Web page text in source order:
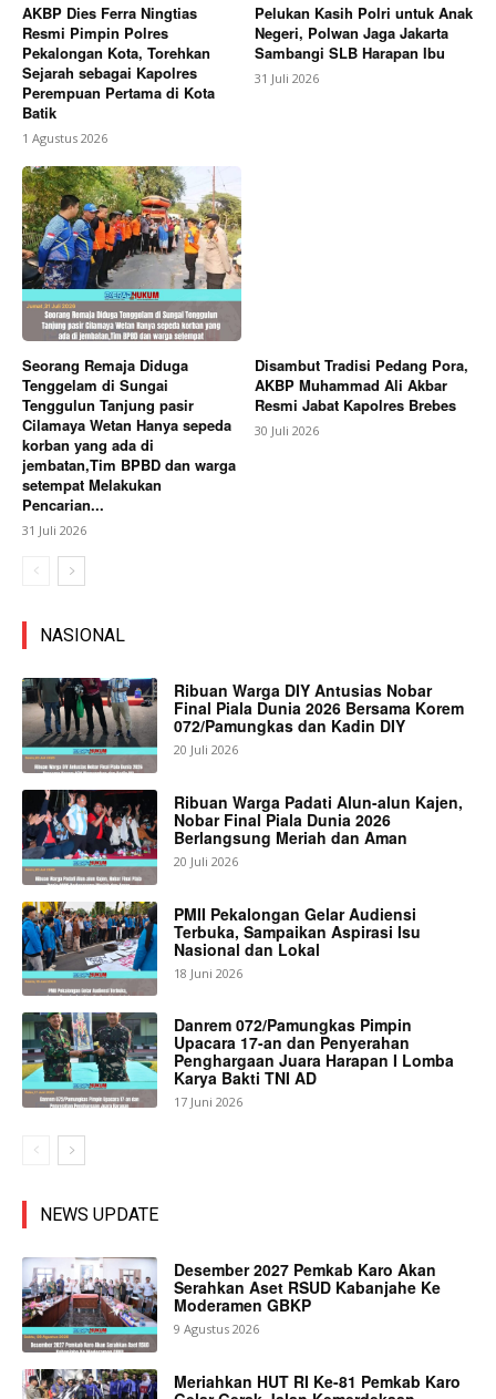
AKBP Dies Ferra Ningtias
Resmi Pimpin Polres
Pekalongan Kota, Torehkan
Sejarah sebagai Kapolres
Perempuan Pertama di Kota
Batik
1 Agustus 2026
Pelukan Kasih Polri untuk Anak
Negeri, Polwan Jaga Jakarta
Sambangi SLB Harapan Ibu
31 Juli 2026
Seorang Remaja Diduga
Tenggelam di Sungai
Tenggulun Tanjung pasir
Cilamaya Wetan Hanya sepeda
korban yang ada di
jembatan,Tim BPBD dan warga
setempat Melakukan
Pencarian...
31 Juli 2026
Disambut Tradisi Pedang Pora,
AKBP Muhammad Ali Akbar
Resmi Jabat Kapolres Brebes
30 Juli 2026
NASIONAL
Ribuan Warga DIY Antusias Nobar
Final Piala Dunia 2026 Bersama Korem
072/Pamungkas dan Kadin DIY
20 Juli 2026
Ribuan Warga Padati Alun-alun Kajen,
Nobar Final Piala Dunia 2026
Berlangsung Meriah dan Aman
20 Juli 2026
PMII Pekalongan Gelar Audiensi
Terbuka, Sampaikan Aspirasi Isu
Nasional dan Lokal
18 Juni 2026
Danrem 072/Pamungkas Pimpin
Upacara 17-an dan Penyerahan
Penghargaan Juara Harapan I Lomba
Karya Bakti TNI AD
17 Juni 2026
NEWS UPDATE
Desember 2027 Pemkab Karo Akan
Serahkan Aset RSUD Kabanjahe Ke
Moderamen GBKP
9 Agustus 2026
Meriahkan HUT RI Ke-81 Pemkab Karo